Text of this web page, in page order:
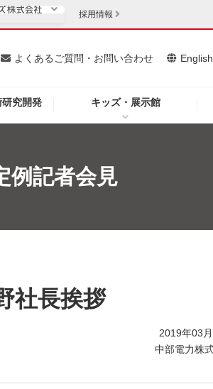
究開発 キッズ・展示館
よくあるご質問・お問い合わせ English
安定供給
企業情報
法人のお客さま
採用情報
例記者会見
社長挨拶
2019年03
中部電力株